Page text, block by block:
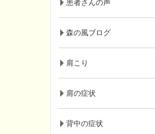
患者さんの声
森の風ブログ
肩こり
肩の症状
背中の症状